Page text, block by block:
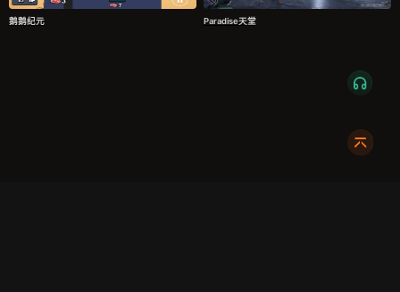
鹅鹅纪元 ‌‌Paradise天堂